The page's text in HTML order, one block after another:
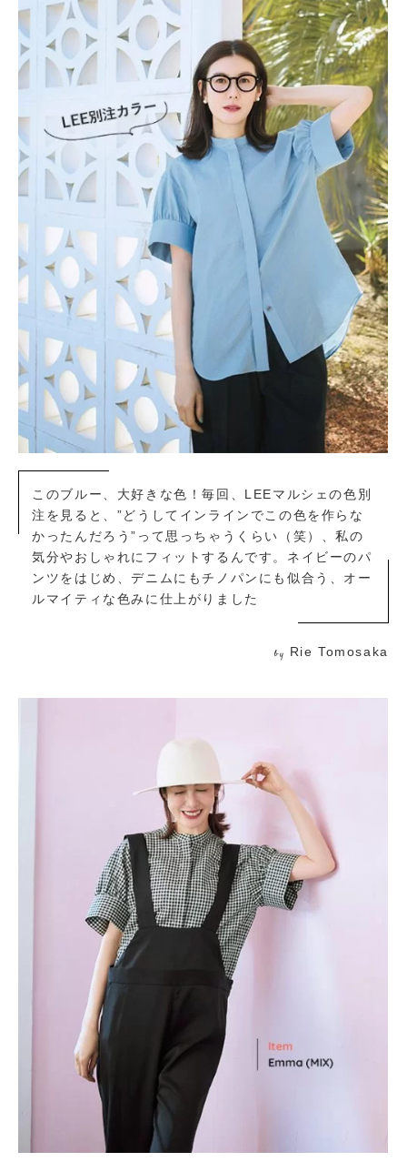
このブルー、大好きな色！毎回、LEEマルシェの色別
注を見ると、”どうしてインラインでこの色を作らな
かったんだろう”って思っちゃうくらい（笑）、私の
気分やおしゃれにフィットするんです。ネイビーのパ
ンツをはじめ、デニムにもチノパンにも似合う、オー
ルマイティな色みに仕上がりました
by Rie Tomosaka